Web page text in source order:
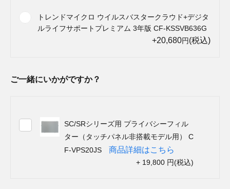
トレンドマイクロ ウイルスバスタークラウド+デジタ
ルライフサポートプレミアム 3年版 CF-KSSVB636G
+20,680円(税込)
ご一緒にいかがですか？
SC/SRシリーズ用 プライバシーフィル
ター（タッチパネル非搭載モデル用） C
F-VPS20JS 商品詳細はこちら
+ 19,800 円(税込)